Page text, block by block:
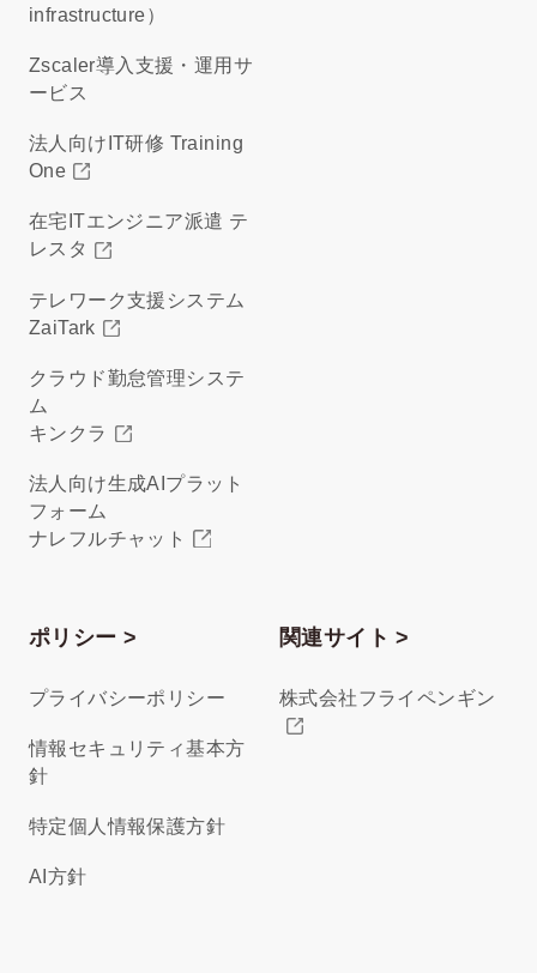
infrastructure）
Zscaler導入支援・運用サ
ービス
法人向けIT研修 Training
One
在宅ITエンジニア派遣 テ
レスタ
テレワーク支援システム
ZaiTark
クラウド勤怠管理システ
ム
キンクラ
法人向け生成AIプラット
フォーム
ナレフルチャット
ポリシー >
プライバシーポリシー
情報セキュリティ基本方
針
特定個人情報保護方針
AI方針
関連サイト >
株式会社フライペンギン